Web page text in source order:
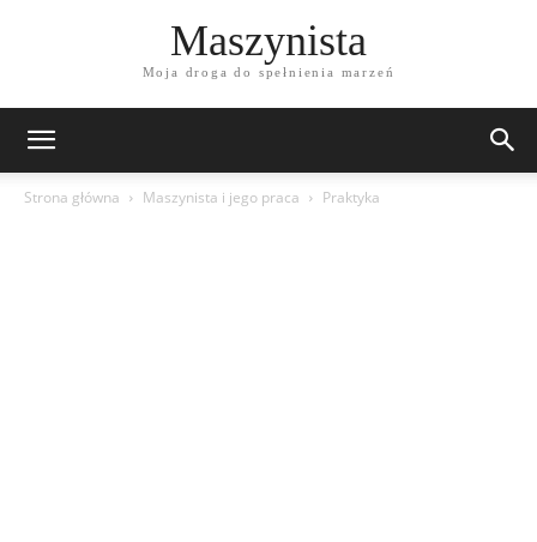
Maszynista
Moja droga do spełnienia marzeń
Strona główna Maszynista i jego praca Praktyka